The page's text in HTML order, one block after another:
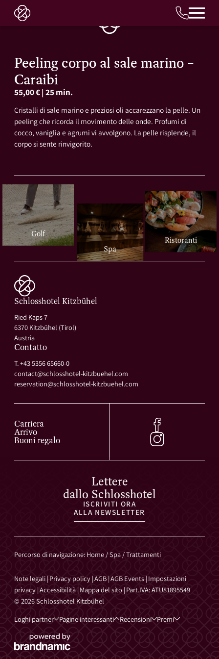
IT
Peeling corpo al sale marino –
Caraibi
55,00 €| 25 min.
Cristalli di sale marino e preziosi oli accarezzano la pelle. Un
peeling che ricorda il movimento delle onde. Profumi di
cocco, vaniglia e agrumi vi avvolgono. La pelle risplende, il
corpo si sente rinvigorito.
Golf
Spa
Ristoranti
Schlosshotel Kitzbühel
Ried Kaps 7
6370 Kitzbühel (Tirol)
Austria
Contatto
T. +43 5356 65660-0
contact@schlosshotel-kitzbuehel.com
reservation@schlosshotel-kitzbuehel.com
Carriera
Arrivo
Buoni regalo
Lettere
dallo Schlosshotel
ISCRIVITI ORA
ALLA NEWSLETTER
Percorso di navigazione: Home/Spa/Trattamenti
Note legali | Privacy policy |AGB |AGB Events | Impostazioni
privacy |Accessibilità | Mappa del sito |Part.IVA: ATU81895549
© 2026 Schlosshotel Kitzbühel
Loghi partner
Pagine interessanti Recensioni Premi